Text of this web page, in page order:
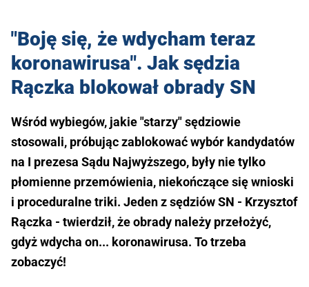
"Boję się, że wdycham teraz
koronawirusa". Jak sędzia
Rączka blokował obrady SN
Wśród wybiegów, jakie "starzy" sędziowie
stosowali, próbując zablokować wybór kandydatów
na I prezesa Sądu Najwyższego, były nie tylko
płomienne przemówienia, niekończące się wnioski
i proceduralne triki. Jeden z sędziów SN - Krzysztof
Rączka - twierdził, że obrady należy przełożyć,
gdyż wdycha on... koronawirusa. To trzeba
zobaczyć!